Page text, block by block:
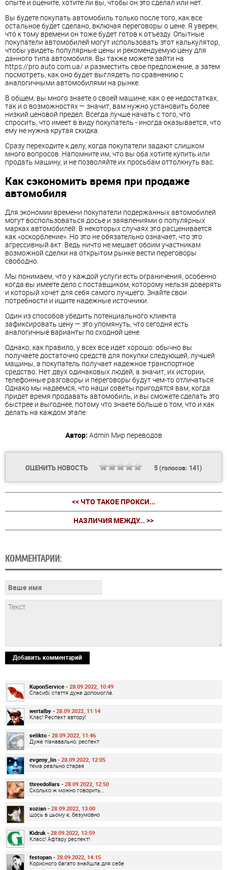
опыте и оцените, хотите ли вы, чтобы он это сделал или нет.
Вы будете покупать автомобиль только после того, как все
остальное будет сделано, включая переговоры о цене. Я уверен,
что к тому времени он тоже будет готов к отъезду. Опытные
покупатели автомобилей могут использовать этот калькулятор,
чтобы увидеть популярные цены и рекомендуемую цену для
данного типа автомобиля. Вы также можете зайти на
https://pro.auto.com.ua/ и разместить свое предложение, а затем
посмотреть, как оно будет выглядеть по сравнению с
аналогичными автомобилями на рынке.
В общем, вы много знаете о своей машине, как о ее недостатках,
так и о возможностях — значит, вам нужно установить более
низкий ценовой предел. Всегда лучше начать с того, что
спросить, что имеет в виду покупатель - иногда оказывается, что
ему не нужна крутая скидка.
Сразу переходите к делу, когда покупатели задают слишком
много вопросов. Напомните им, что вы оба хотите купить или
продать машину, и не позволяйте их просьбам оттолкнуть вас.
Как сэкономить время при продаже
автомобиля
Для экономии времени покупатели подержанных автомобилей
могут воспользоваться досье и заявлениями о популярных
марках автомобилей. В некоторых случаях это расценивается
как «оскорбление». Но это не обязательно означает, что это
агрессивный акт. Ведь ничто не мешает обоим участникам
возможной сделки на открытом рынке вести переговоры
свободно.
Мы понимаем, что у каждой услуги есть ограничения, особенно
когда вы имеете дело с поставщиком, которому нельзя доверять
и который хочет для себя самого лучшего. Знайте свои
потребности и ищите надежные источники.
Один из способов убедить потенциального клиента
зафиксировать цену — это упомянуть, что сегодня есть
аналогичные варианты по сходной цене.
Однако, как правило, у всех все идет хорошо: обычно вы
получаете достаточно средств для покупки следующей, лучшей
машины, а покупатель получает надежное транспортное
средство. Нет двух одинаковых людей, а значит, их истории,
телефонные разговоры и переговоры будут чем-то отличаться.
Однако мы надеемся, что наши советы пригодятся вам, когда
придет время продавать автомобиль, и вы сможете сделать это
быстрее и выгоднее, потому что знаете больше о том, что и как
делать на каждом этапе.
Автор: Admin Мир переводов
ОЦЕНИТЬ НОВОСТЬ 5(голосов: 141)
<< ЧТО ТАКОЕ ПРОКСИ...
HАЗЛИЧИЯ МЕЖДУ... >>
КОММЕНТАРИИ:
Добавить комментарий
KuponService - 28.09.2022, 10:49
Спасибі, стаття дуже допомогла.
wertalby - 28.09.2022, 11:14
Клас! Респект автору!
selikto - 28.09.2022, 11:46
Дуже пізнавально, респект
evgeny_lin - 28.09.2022, 12:05
тема реально старая
threedollars - 28.09.2022, 12:50
Сколько ж можно говорить…
xozian - 28.09.2022, 13:00
щось в цьому є, безумовно
Kidruk - 28.09.2022, 13:59
Класс! Афтару респект!
festopan - 28.09.2022, 14:15
Корисного багато знайшла для себе